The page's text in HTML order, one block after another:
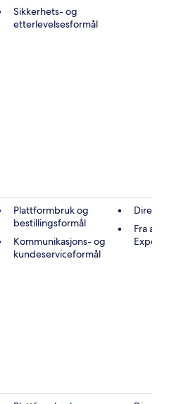
Sikkerhets- og
etterlevelsesformål
Plattformbruk og
bestillingsformål
Kommunikasjons- og
kundeserviceformål
Fra